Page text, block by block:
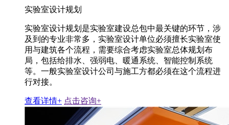
实验室设计规划
实验室设计规划是实验室建设总包中最关键的环节，涉
及到的专业非常多，实验室设计单位必须擅长实验室使
用与建筑各个流程，需要综合考虑实验室总体规划布
局，包括给排水、强弱电、暖通系统、智能控制系统
等。一般实验室设计公司与施工方都必须在这个流程进
行对接。
查看详情+ 点击咨询+